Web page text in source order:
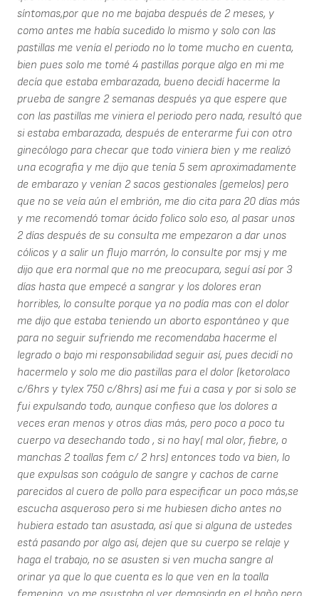
síntomas,por que no me bajaba después de 2 meses, y
como antes me había sucedido lo mismo y solo con las
pastillas me venía el periodo no lo tome mucho en cuenta,
bien pues solo me tomé 4 pastillas porque algo en mi me
decía que estaba embarazada, bueno decidí hacerme la
prueba de sangre 2 semanas después ya que espere que
con las pastillas me viniera el periodo pero nada, resultó que
si estaba embarazada, después de enterarme fui con otro
ginecólogo para checar que todo viniera bien y me realizó
una ecografia y me dijo que tenía 5 sem aproximadamente
de embarazo y venían 2 sacos gestionales (gemelos) pero
que no se veía aún el embrión, me dio cita para 20 días más
y me recomendó tomar ácido folico solo eso, al pasar unos
2 días después de su consulta me empezaron a dar unos
cólicos y a salir un flujo marrón, lo consulte por msj y me
dijo que era normal que no me preocupara, seguí así por 3
días hasta que empecé a sangrar y los dolores eran
horribles, lo consulte porque ya no podía mas con el dolor
me dijo que estaba teniendo un aborto espontáneo y que
para no seguir sufriendo me recomendaba hacerme el
legrado o bajo mi responsabilidad seguir así, pues decidí no
hacermelo y solo me dio pastillas para el dolor (ketorolaco
c/6hrs y tylex 750 c/8hrs) así me fui a casa y por si solo se
fui expulsando todo, aunque confieso que los dolores a
veces eran menos y otros dias más, pero poco a poco tu
cuerpo va desechando todo , si no hay( mal olor, fiebre, o
manchas 2 toallas fem c/ 2 hrs) entonces todo va bien, lo
que expulsas son coágulo de sangre y cachos de carne
parecidos al cuero de pollo para especificar un poco más,se
escucha asqueroso pero si me hubiesen dicho antes no
hubiera estado tan asustada, así que si alguna de ustedes
está pasando por algo así, dejen que su cuerpo se relaje y
haga el trabajo, no se asusten si ven mucha sangre al
orinar ya que lo que cuenta es lo que ven en la toalla